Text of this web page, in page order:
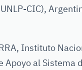
CIC),
Instituto
Apoyo al Sistema